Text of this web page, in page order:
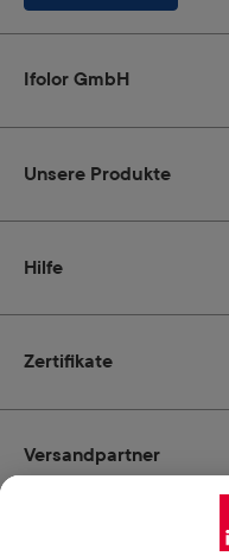
Zertifikate
Ifolor GmbH
Unsere Produkte
Hilfe
Zahlungsmöglichkeiten
Versandpartner